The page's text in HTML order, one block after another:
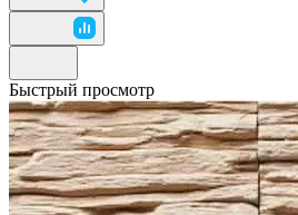
Быстрый просмотр